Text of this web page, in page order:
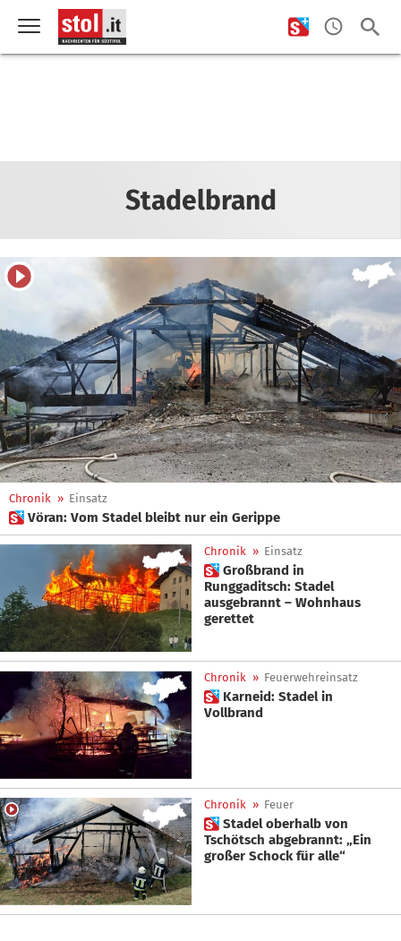
Stadelbrand
Chronik » Einsatz
 Vöran: Vom Stadel bleibt nur ein Gerippe
Chronik » Einsatz
 Großbrand in
Runggaditsch: Stadel
ausgebrannt – Wohnhaus
gerettet
Chronik » Feuerwehreinsatz
 Karneid: Stadel in
Vollbrand
Chronik » Feuer
 Stadel oberhalb von
Tschötsch abgebrannt: „Ein
großer Schock für alle“